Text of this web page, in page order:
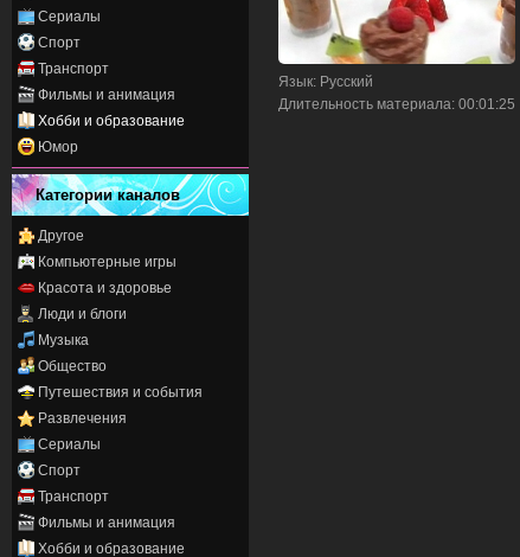
Сериалы
Спорт
Транспорт
Фильмы и анимация
Хобби и образование
Юмор
Категории каналов
Другое
Компьютерные игры
Красота и здоровье
Люди и блоги
Музыка
Общество
Путешествия и события
Развлечения
Сериалы
Спорт
Транспорт
Фильмы и анимация
Хобби и образование
Язык: Русский
Длительность материала: 00:01:25